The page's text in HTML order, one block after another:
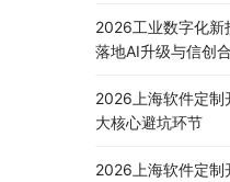
2026工业数字化新
落地AI升级与信创
2026上海软件定制
大核心避坑环节
2026上海软件定制